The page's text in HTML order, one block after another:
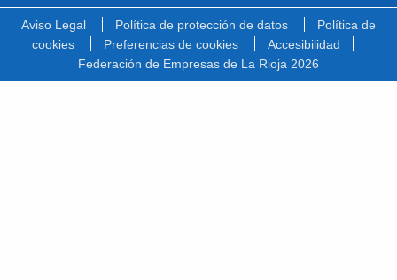
Aviso Legal Política de protección de datos
Política de
cookies
Preferencias de cookies
Accesibilidad
Federación de Empresas de La Rioja 2026